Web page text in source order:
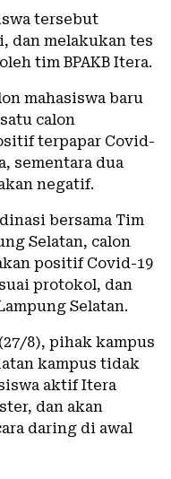
tersebut
dan melakukan tes
tim BPAKB Itera.
mahasiswa baru
calon
terpapar Covid-
sementara dua
negatif.
bersama Tim
Selatan, calon
positif Covid-19
protokol, dan
Selatan.
8), pihak kampus
kampus tidak
aktif Itera
dan akan
daring di awal